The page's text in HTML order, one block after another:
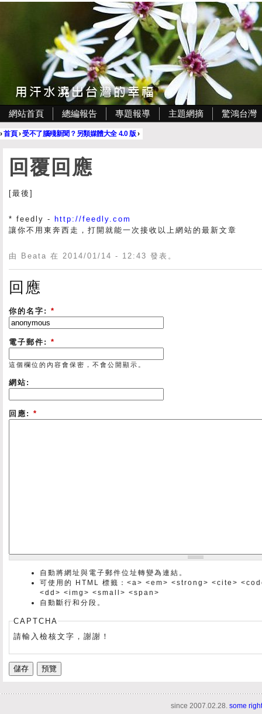
網站首頁 總編報告 專題報導 主題網摘 驚鴻台灣
›首頁›受不了腦殘新聞？另類媒體大全 4.0 版›
回覆回應
[最後]
* feedly -
http://feedly.com
讓你不用東奔西走，打開就能一次接收以上網站的最新文章
由 Beata 在 2014/01/14 - 12:43 發表。
回應
你的名字: *
電子郵件: *
這個欄位的內容會保密，不會公開顯示。
網站:
回應: *
自動將網址與電子郵件位址轉變為連結。
可使用的 HTML 標籤：<a> <em> <strong> <cite>
<dd> <img> <small> <span>
自動斷行和分段。
CAPTCHA
請輸入檢核文字，謝謝！
since 2007.02.28. some